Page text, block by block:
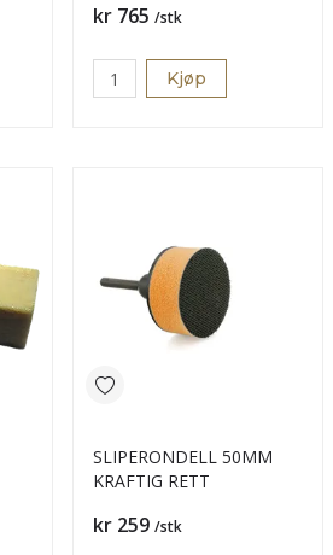
Pris
kr 765 /stk
Kjøp
SLIPERONDELL 50MM
KRAFTIG RETT
Pris
kr 259 /stk